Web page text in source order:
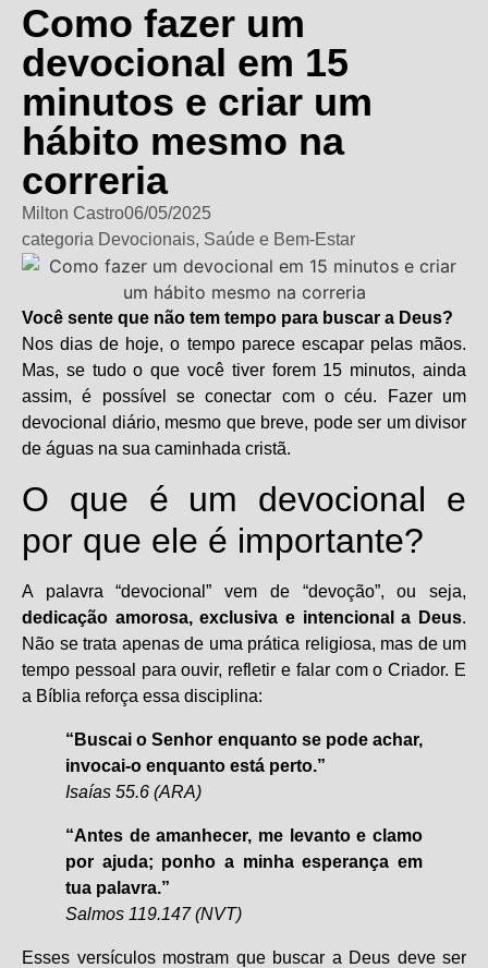
Como fazer um
devocional em 15
minutos e criar um
hábito mesmo na
correria
Milton Castro06/05/2025
categoria Devocionais, Saúde e Bem-Estar
Você sente que não tem tempo para buscar a Deus?
Nos dias de hoje, o tempo parece escapar pelas mãos.
Mas, se tudo o que você tiver forem 15 minutos, ainda
assim, é possível se conectar com o céu. Fazer um
devocional diário, mesmo que breve, pode ser um divisor
de águas na sua caminhada cristã.
O que é um devocional e
por que ele é importante?
A palavra “devocional” vem de “devoção”, ou seja,
dedicação amorosa, exclusiva e intencional a Deus.
Não se trata apenas de uma prática religiosa, mas de um
tempo pessoal para ouvir, refletir e falar com o Criador. E
a Bíblia reforça essa disciplina:
“Buscai o Senhor enquanto se pode achar,
invocai-o enquanto está perto.”
Isaías 55.6 (ARA)
“Antes de amanhecer, me levanto e clamo
por ajuda; ponho a minha esperança em
tua palavra.”
Salmos 119.147 (NVT)
Esses versículos mostram que buscar a Deus deve ser